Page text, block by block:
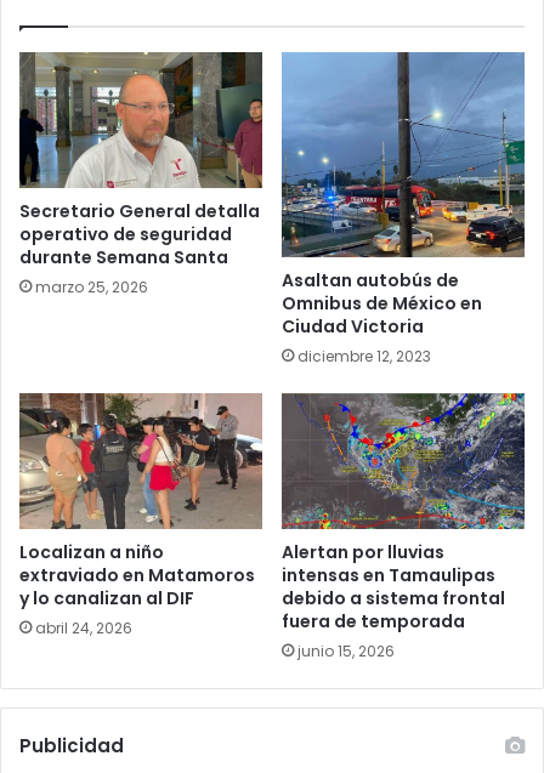
Secretario General detalla
operativo de seguridad
durante Semana Santa
marzo 25, 2026
Asaltan autobús de
Omnibus de México en
Ciudad Victoria
diciembre 12, 2023
Localizan a niño
extraviado en Matamoros
y lo canalizan al DIF
abril 24, 2026
Alertan por lluvias
intensas en Tamaulipas
debido a sistema frontal
fuera de temporada
junio 15, 2026
Publicidad